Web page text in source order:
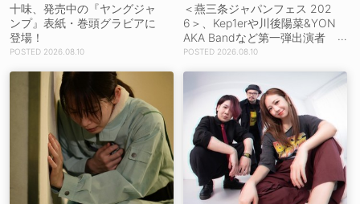
十味、発売中の『ヤングジャ
ンプ』表紙・巻頭グラビアに
登場！
2026.08.10
＜燕三条ジャパンフェス 202
6＞、Kep1erや川後陽菜&YON
AKA Bandなど第一弾出演者
発表！ 2026.08.10